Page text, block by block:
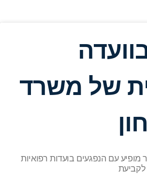
של משרד
מופיע עם הנפגעים בועדות רפואיות